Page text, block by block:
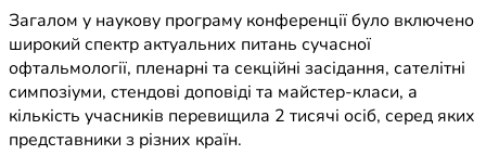
Загалом у наукову програму конференції було включено
широкий спектр актуальних питань сучасної
офтальмології, пленарні та секційні засідання, сателітні
симпозіуми, стендові доповіді та майстер-класи, а
кількість учасників перевищила 2 тисячі осіб, серед яких
представники з різних країн.